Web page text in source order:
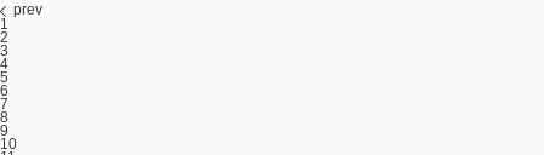
prev
1
2
3
4
5
6
7
8
9
10